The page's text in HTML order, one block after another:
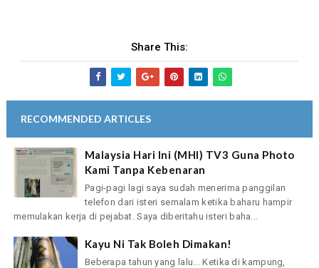
Share This:
RECOMMENDED ARTICLES
Malaysia Hari Ini (MHI) TV3 Guna Photo
Kami Tanpa Kebenaran
Pagi-pagi lagi saya sudah menerima panggilan
telefon dari isteri semalam ketika baharu hampir
memulakan kerja di pejabat. Saya diberitahu isteri baha...
Kayu Ni Tak Boleh Dimakan!
Beberapa tahun yang lalu... Ketika di kampung,